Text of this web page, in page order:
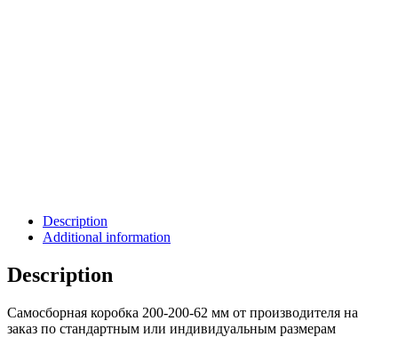
Description
Additional information
Description
Самосборная коробка 200-200-62 мм от производителя на
заказ по стандартным или индивидуальным размерам